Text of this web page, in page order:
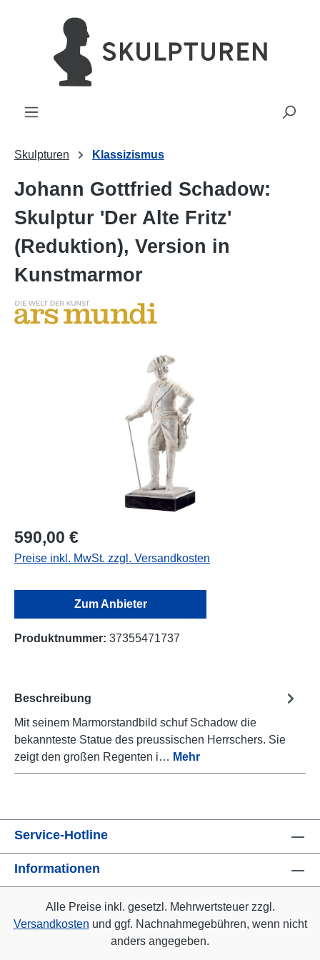
springen
Skulpturen Klassizismus
Johann Gottfried Schadow:
Skulptur 'Der Alte Fritz'
(Reduktion), Version in
Kunstmarmor
590,00 €
Preise inkl. MwSt. zzgl. Versandkosten
Zum Anbieter
Produktnummer: 37355471737
Beschreibung
Mit seinem Marmorstandbild schuf Schadow die
bekannteste Statue des preussischen Herrschers. Sie
zeigt den großen Regenten i… Mehr
Service-Hotline
Informationen
Alle Preise inkl. gesetzl. Mehrwertsteuer zzgl.
Versandkosten und ggf. Nachnahmegebühren, wenn nicht
anders angegeben.